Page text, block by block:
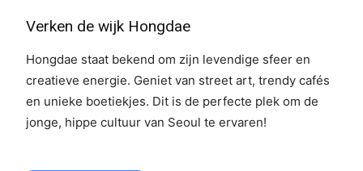
Verken de wijk Hongdae
Hongdae staat bekend om zijn levendige sfeer en
creatieve energie. Geniet van street art, trendy cafés
en unieke boetiekjes. Dit is de perfecte plek om de
jonge, hippe cultuur van Seoul te ervaren!